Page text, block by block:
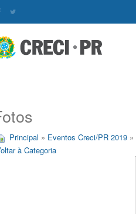
Principal » Eventos Creci/PR 2019 »
à Categoria